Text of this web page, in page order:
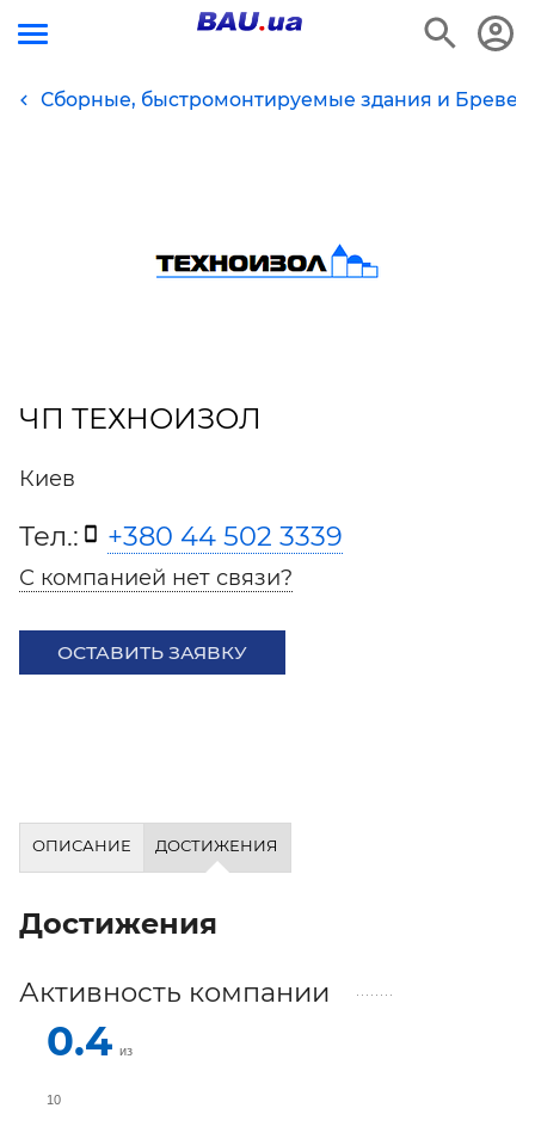
Сборные, быстромонтируемые здания и
ЧП ТЕХНОИЗОЛ
Киев
Тел.: +380 44 502 3339
С компанией нет связи?
ОСТАВИТЬ ЗАЯВКУ
ОПИСАНИЕ ДОСТИЖЕНИЯ
Достижения
Активность компании
0.4 из
10